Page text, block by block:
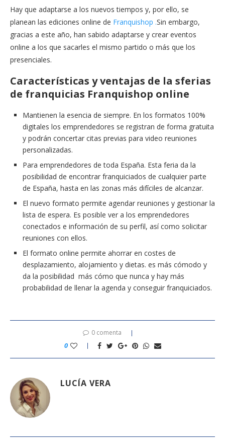
Hay que adaptarse a los nuevos tiempos y, por ello, se
planean las ediciones online de Franquishop .Sin embargo,
gracias a este año, han sabido adaptarse y crear eventos
online a los que sacarles el mismo partido o más que los
presenciales.
Características y ventajas de la sferias
de franquicias Franquishop online
Mantienen la esencia de siempre. En los formatos 100%
digitales los emprendedores se registran de forma gratuita
y podrán concertar citas previas para video reuniones
personalizadas.
Para emprendedores de toda España. Esta feria da la
posibilidad de encontrar franquiciados de cualquier parte
de España, hasta en las zonas más difíciles de alcanzar.
El nuevo formato permite agendar reuniones y gestionar la
lista de espera. Es posible ver a los emprendedores
conectados e información de su perfil, así como solicitar
reuniones con ellos.
El formato online permite ahorrar en costes de
desplazamiento, alojamiento y dietas. es más cómodo y
da la posibilidad más cómo que nunca y hay más
probabilidad de llenar la agenda y conseguir franquiciados.
0 comenta
0
LUCÍA VERA